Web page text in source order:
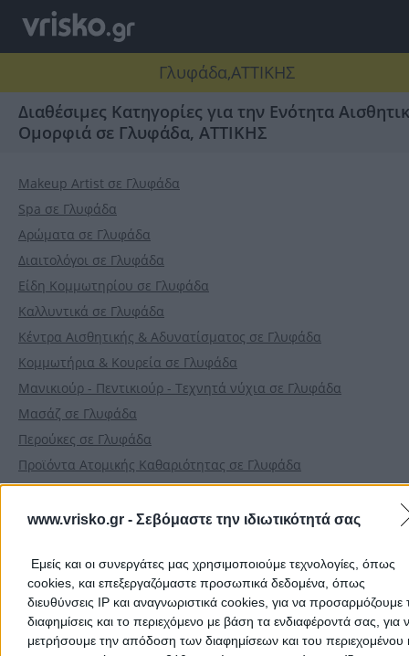
www.vrisko.gr - Σεβόμαστε την ιδιωτικότητά σας
Εμείς και οι συνεργάτες μας χρησιμοποιούμε τεχνολογίες, όπως
cookies, και επεξεργαζόμαστε προσωπικά δεδομένα, όπως
διευθύνσεις IP και αναγνωριστικά cookies, για να προσαρμόζουμε
διαφημίσεις και το περιεχόμενο με βάση τα ενδιαφέροντά σας, για
μετρήσουμε την απόδοση των διαφημίσεων και του περιεχομένου
Γλυφάδα,ΑΤΤΙΚΗΣ
Διαθέσιμες Κατηγορίες για την Ενότητα
Ομορφιά σε Γλυφάδα, ΑΤΤΙΚΗΣ
Makeup Artist σε Γλυφάδα
Spa σε Γλυφάδα
Αρώματα σε Γλυφάδα
Διαιτολόγοι σε Γλυφάδα
Είδη Κομμωτηρίου σε Γλυφάδα
Καλλυντικά σε Γλυφάδα
Κέντρα Αισθητικής & Αδυνατίσματος σε Γλυφάδα
Κομμωτήρια & Κουρεία σε Γλυφάδα
Μανικιούρ - Πεντικιούρ - Τεχνητά νύχια σε Γλυφάδα
Μασάζ σε Γλυφάδα
Περούκες σε Γλυφάδα
Προϊόντα Ατομικής Καθαριότητας σε Γλυφάδα
Πρώτες Ύλες Καλλυντικών & Αρωματοποιίας σε Γλυφάδα
Τατουάζ & Μηχανήματα & Υλικά για Τατουάζ σε Γλυφάδα
Αρχική > Νομοί > Νομός ΑΤΤΙΚΗΣ > Γλυφάδα > Αισθητική -